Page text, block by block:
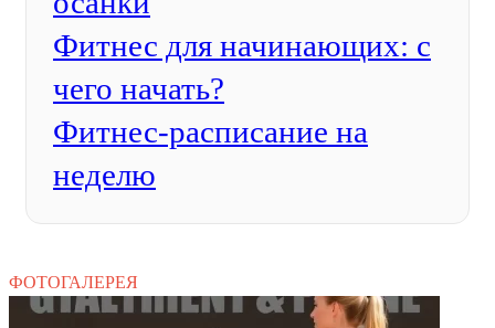
Фитнес для начинающих: с
чего начать?
Фитнес-расписание на
неделю
ФОТОГАЛЕРЕЯ